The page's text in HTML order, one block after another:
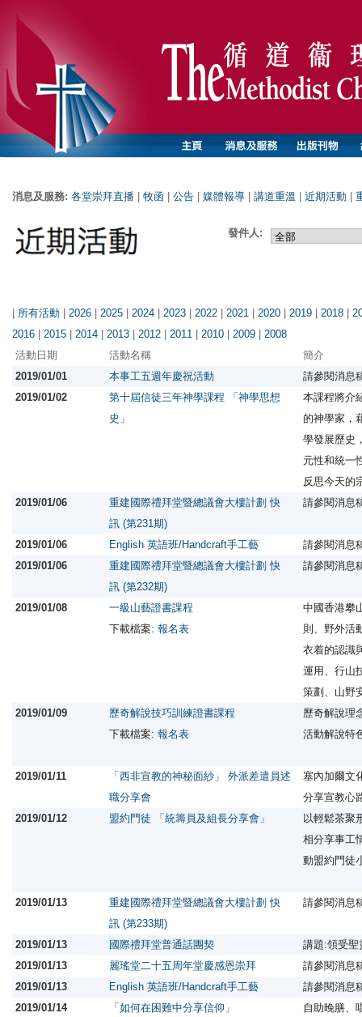
消息及服務: 各堂崇拜直播 牧函 公告 媒體報導 講道重溫 近期活動
發件人:
| 所有活動 | 2026 | 2025 | 2024 | 2023 | 2022 | 2021 | 2020 | 2019 | 2018 |
2016 | 2015 | 2014 | 2013 | 2012 | 2011 | 2010 | 2009 | 2008
活動日期
活動名稱
簡介
2019/01/01
本事工五週年慶祝活動
請參閱消息
2019/01/02
第十屆信徒三年神學課程 「神學思想
史」
本課程將介
的神學家，
學發展歷史
元性和統一
反思今天的
2019/01/06
重建國際禮拜堂暨總議會大樓計劃 快
訊 (第231期)
請參閱消息
2019/01/06 English 英語班/Handcraft手工藝
請參閱消息
2019/01/06
重建國際禮拜堂暨總議會大樓計劃 快
訊 (第232期)
請參閱消息
2019/01/08
一級山藝證書課程
下載檔案: 報名表
中國香港攀
則、野外活
衣着的認識
運用、行山
策劃、山野
2019/01/09
歷奇解說技巧訓練證書課程
下載檔案: 報名表
歷奇解說理
活動解說特
2019/01/11
「西非宣教的神秘面紗」 外派差遣員述
職分享會
塞內加爾文
分享宣教心
2019/01/12
盟約門徒 「統籌員及組長分享會」
以輕鬆茶聚
相分享事工
動盟約門徒
2019/01/13
重建國際禮拜堂暨總議會大樓計劃 快
訊 (第233期)
請參閱消息
2019/01/13 國際禮拜堂普通話團契
講題:領受
2019/01/13
麗瑤堂二十五周年堂慶感恩崇拜
請參閱消息
2019/01/13
English 英語班/Handcraft手工藝
請參閱消息
2019/01/14
「如何在困難中分享信仰」
自助晚膳、